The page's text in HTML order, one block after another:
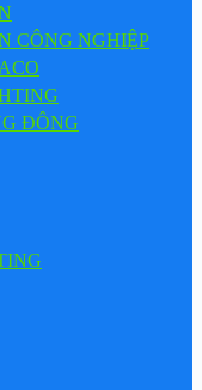
CÔNG NGHIỆP
ĐÔNG